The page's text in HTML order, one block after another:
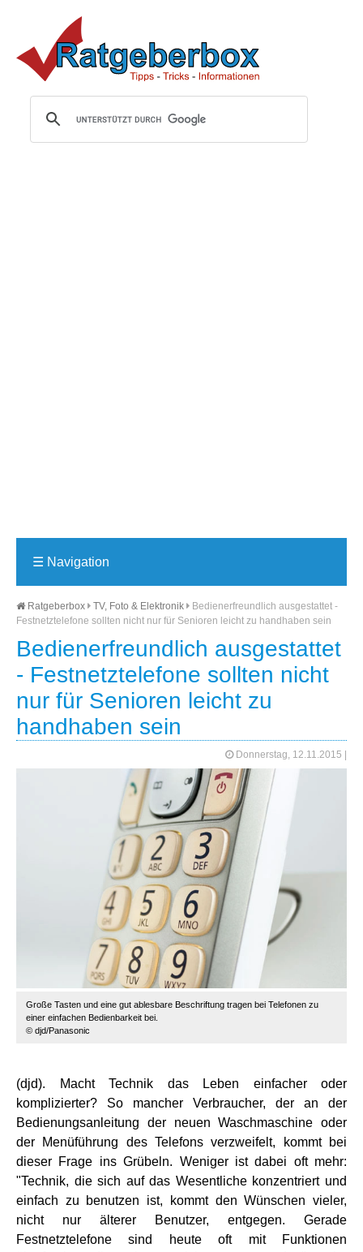
☰ Navigation
Ratgeberbox TV, Foto & Elektronik
Bedienerfreundlich ausgestattet -
Festnetztelefone sollten nicht nur für Senioren leicht zu handhaben sein
Bedienerfreundlich ausgestattet
- Festnetztelefone sollten nicht
nur für Senioren leicht zu
handhaben sein
Donnerstag, 12.11.2015
Große Tasten und eine gut ablesbare Beschriftung tragen bei Telefonen zu
einer einfachen Bedienbarkeit bei.
© djd/Panasonic
(djd). Macht Technik das Leben einfacher oder
komplizierter? So mancher Verbraucher, der an der
Bedienungsanleitung der neuen Waschmaschine oder
der Menüführung des Telefons verzweifelt, kommt bei
dieser Frage ins Grübeln. Weniger ist dabei oft mehr:
"Technik, die sich auf das Wesentliche konzentriert und
einfach zu benutzen ist, kommt den Wünschen vieler,
nicht nur älterer Benutzer, entgegen. Gerade
Festnetztelefone sind heute oft mit Funktionen